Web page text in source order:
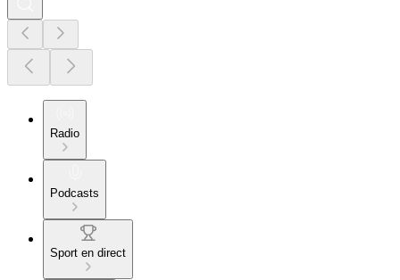
Radio
Podcasts
Sport en direct